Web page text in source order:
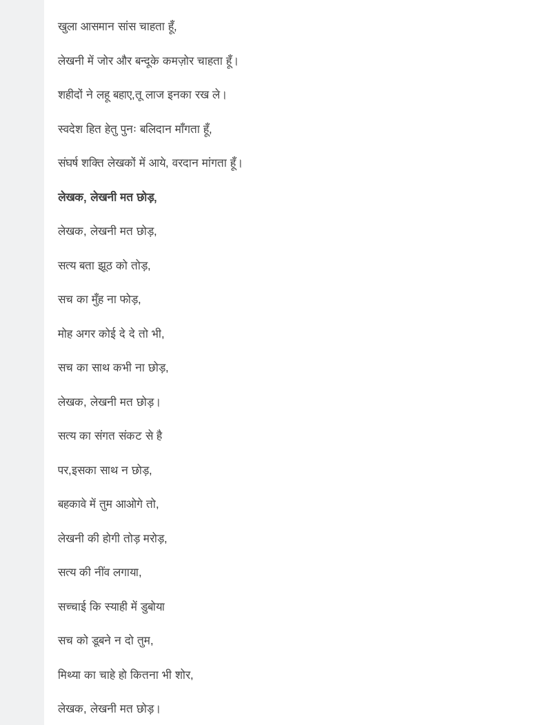
खुला आसमान सांस चाहता हूँ,
लेखनी में जोर और बन्दूके कमज़ोर चाहता हूँ।
शहीदों ने लहू बहाए,तू लाज इनका रख ले।
स्वदेश हित हेतु पुनः बलिदान माँगता हूँ,
संघर्ष शक्ति लेखकों में आये, वरदान मांगता हूँ।
लेखक, लेखनी मत छोड़,
लेखक, लेखनी मत छोड़,
सत्य बता झूठ को तोड़,
सच का मुँह ना फोड़,
मोह अगर कोई दे दे तो भी,
सच का साथ कभी ना छोड़,
लेखक, लेखनी मत छोड़।
सत्य का संगत संकट से है
पर,इसका साथ न छोड़,
बहकावे में तुम आओगे तो,
लेखनी की होगी तोड़ मरोड़,
सत्य की नींव लगाया,
सच्चाई कि स्याही में डुबोया
सच को डूबने न दो तुम,
मिथ्या का चाहे हो कितना भी शोर,
लेखक, लेखनी मत छोड़।